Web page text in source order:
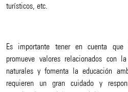
turísticos, etc.
Es importante tener en cuenta
promueve valores relacionados con
naturales y fomenta la educación
requieren un gran cuidado y